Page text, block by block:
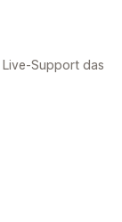
Live-Support das